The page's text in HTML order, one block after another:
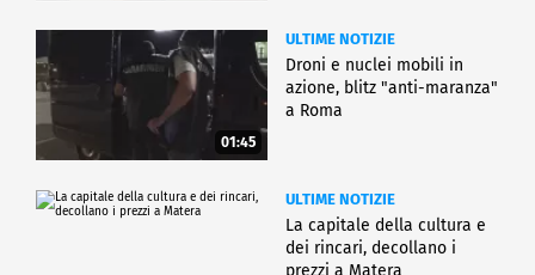
01:45
ULTIME NOTIZIE
Droni e nuclei mobili in
azione, blitz "anti-maranza"
a Roma
ULTIME NOTIZIE
La capitale della cultura e
dei rincari, decollano i